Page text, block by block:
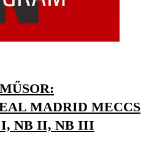
MADRID MECCS
I, NB II, NB III